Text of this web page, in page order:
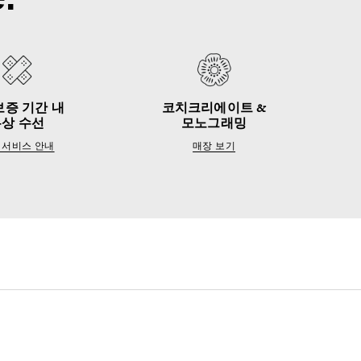
증 기간 내
수선
비스 안내
코치크리에이트 &
모노그래밍
매장 보기